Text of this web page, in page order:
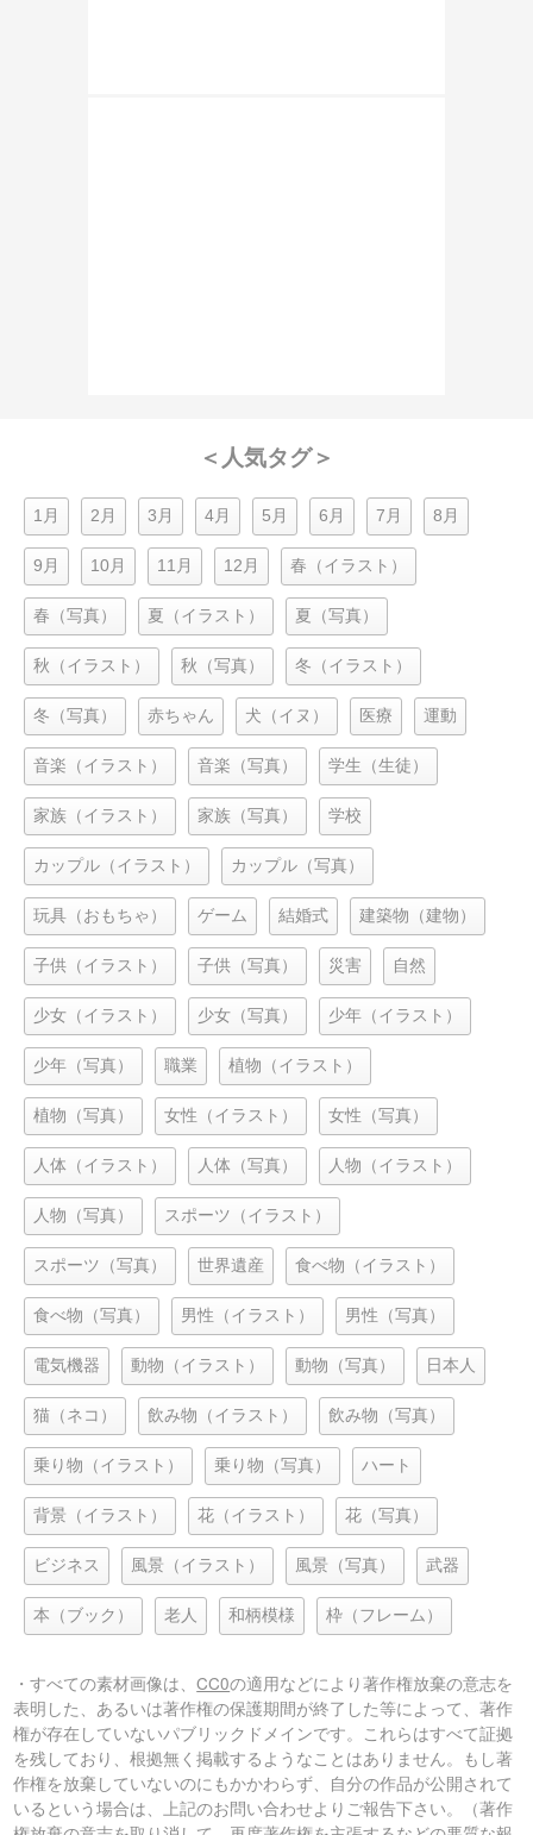
＜人気タグ＞
1月 2月 3月 4月 5月 6月 7月 8月
9月 10月 11月 12月 春（イラスト）
春（写真） 夏（イラスト） 夏（写真）
秋（イラスト） 秋（写真） 冬（イラスト）
冬（写真） 赤ちゃん 犬（イヌ） 医療 運動
音楽（イラスト） 音楽（写真） 学生（生徒）
家族（イラスト） 家族（写真） 学校
カップル（イラスト） カップル（写真）
玩具（おもちゃ） ゲーム 結婚式 建築物（建物）
子供（イラスト） 子供（写真） 災害 自然
少女（イラスト） 少女（写真） 少年（イラスト）
少年（写真） 職業 植物（イラスト）
植物（写真） 女性（イラスト） 女性（写真）
人体（イラスト） 人体（写真） 人物（イラスト）
人物（写真） スポーツ（イラスト）
スポーツ（写真） 世界遺産 食べ物（イラスト）
食べ物（写真） 男性（イラスト） 男性（写真）
電気機器 動物（イラスト） 動物（写真） 日本人
猫（ネコ） 飲み物（イラスト） 飲み物（写真）
乗り物（イラスト） 乗り物（写真） ハート
背景（イラスト） 花（イラスト） 花（写真）
ビジネス 風景（イラスト） 風景（写真） 武器
本（ブック） 老人 和柄模様 枠（フレーム）
・すべての素材画像は、CC0の適用などにより著作権放棄の意志を
表明した、あるいは著作権の保護期間が終了した等によって、著作
権が存在していないパブリックドメインです。これらはすべて証拠
を残しており、根拠無く掲載するようなことはありません。もし著
作権を放棄していないのにもかかわらず、自分の作品が公開されて
いるという場合は、上記のお問い合わせよりご報告下さい。（著作